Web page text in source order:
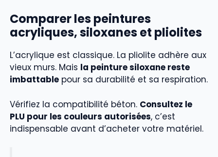
Comparer les peintures
acryliques, siloxanes et pliolites
L’acrylique est classique. La pliolite adhère aux
vieux murs. Mais la peinture siloxane reste
imbattable pour sa durabilité et sa respiration.
Vérifiez la compatibilité béton. Consultez le
PLU pour les couleurs autorisées, c’est
indispensable avant d’acheter votre matériel.